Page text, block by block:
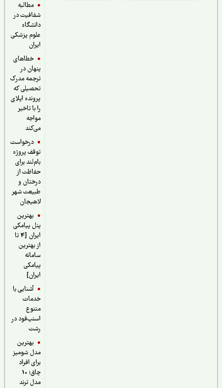
مطالبه
شفافیت در
دانشگاه
علوم پزشکی
خطاهای
پنهان در
ترجمه مدرک
تحصیلی که
پرونده اپلای
را با تاخیر
درخواست
توقف پروژه
بام‌لند برای
حفاظت از
درختان و
طبیعت شهر
لاهیجان
بهترین
پنل پیامکی
ایران [4 تا
از بهترین
سامانه
پیامکی
آشنایی با
خدمات
اسنپ‌فود در
بهترین
مدل شومیز
برای افراد
چاق؛ 10
مدل ترند